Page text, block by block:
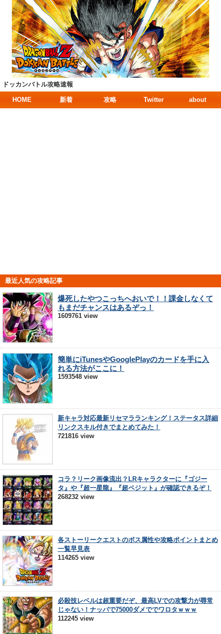
ドッカンバトル攻略速報
HOME 新着 攻略 Twitter about
最近人気の攻略記事
爆死したやつこっちへおいで！！課金しなくて
もまだチャンスはあるぞっ！
1609761 view
簡単にiTunesやGooglePlayのカードを手に入
れる方法がここに！
1593548 view
新キャラ対応最新リセマラランキング！ステータス詳細
リンクスキル付きでまとめてみた！
721816 view
コラ？リーク画像流出？LRキャラクターに『ゴジー
タ』や『超一星龍』『超ベジット』が確認できるぞ！
268232 view
各ストーリークエストのボス属性や攻略ポイントまとめ
一覧早見表
114265 view
必殺技レベルは超重要だぞ、最高LVでの攻撃力が尋常
じゃない！ナッパで75000ダメででワロタｗｗｗ
112245 view